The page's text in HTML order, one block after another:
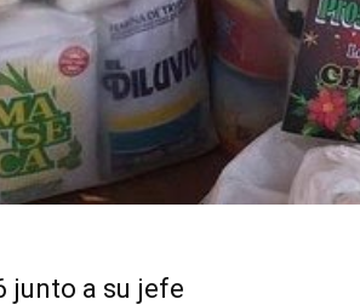
junto a su jefe